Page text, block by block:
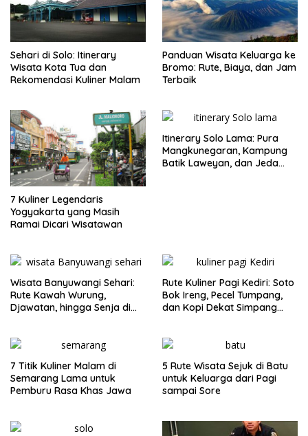
Sehari di Solo: Itinerary
Wisata Kota Tua dan
Rekomendasi Kuliner Malam
Panduan Wisata Keluarga ke
Bromo: Rute, Biaya, dan Jam
Terbaik
7 Kuliner Legendaris
Yogyakarta yang Masih
Ramai Dicari Wisatawan
Itinerary Solo Lama: Pura
Mangkunegaran, Kampung
Batik Laweyan, dan Jeda
Wisata Banyuwangi Sehari:
Rute Kawah Wurung,
Djawatan, hingga Senja di
Rute Kuliner Pagi Kediri: Soto
Bok Ireng, Pecel Tumpang,
dan Kopi Dekat Simpang
7 Titik Kuliner Malam di
Semarang Lama untuk
Pemburu Rasa Khas Jawa
5 Rute Wisata Sejuk di Batu
untuk Keluarga dari Pagi
sampai Sore